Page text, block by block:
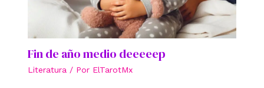
Fin de año medio deeeeep
Literatura / Por ElTarotMx